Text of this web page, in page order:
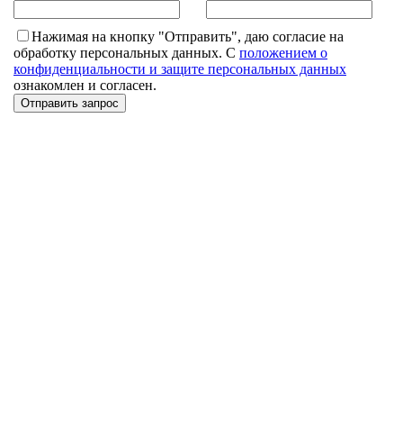
Нажимая на кнопку "Отправить", даю согласие на
обработку персональных данных. С положением о
конфиденциальности и защите персональных данных
ознакомлен и согласен.